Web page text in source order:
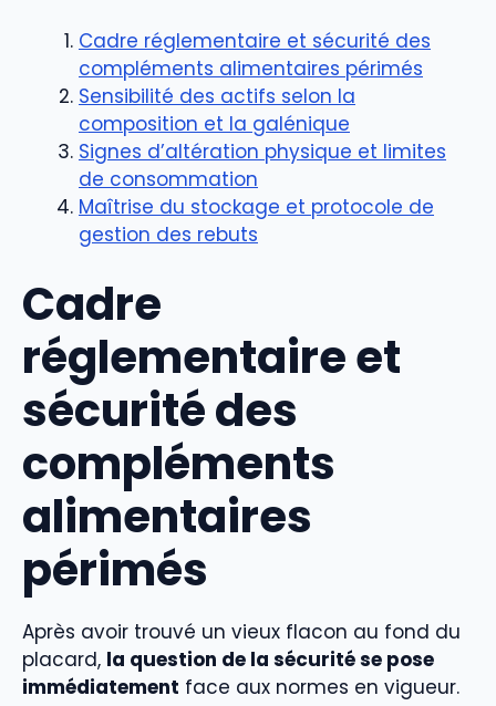
Cadre réglementaire et sécurité des
compléments alimentaires périmés
Sensibilité des actifs selon la
composition et la galénique
Signes d’altération physique et limites
de consommation
Maîtrise du stockage et protocole de
gestion des rebuts
Cadre
réglementaire et
sécurité des
compléments
alimentaires
périmés
Après avoir trouvé un vieux flacon au fond du
placard, la question de la sécurité se pose
immédiatement face aux normes en vigueur.